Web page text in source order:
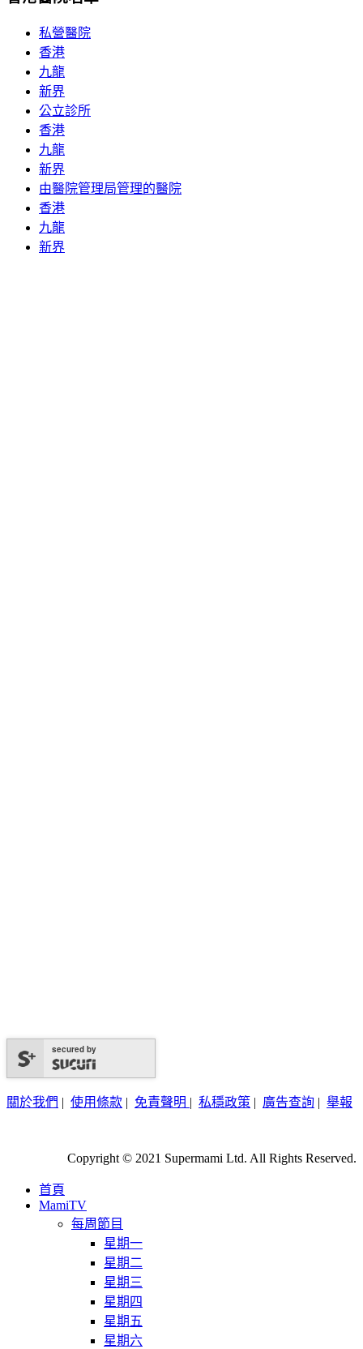
私營醫院
香港
九龍
新界
公立診所
香港
九龍
新界
由醫院管理局管理的醫院
香港
九龍
新界
secured by
關於我們 | 使用條款 | 免責聲明 | 私穩政策 | 廣告查詢 | 舉報
Copyright © 2021 Supermami Ltd. All Rights Reserved.
首頁
MamiTV
每周節目
星期一
星期二
星期三
星期四
星期五
星期六